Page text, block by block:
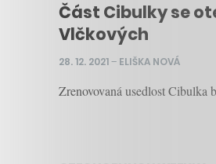
Část Cibulky se
Vlčkových
28. 12. 2021– ELIŠKA NOVÁ
Zrenovovaná usedlost